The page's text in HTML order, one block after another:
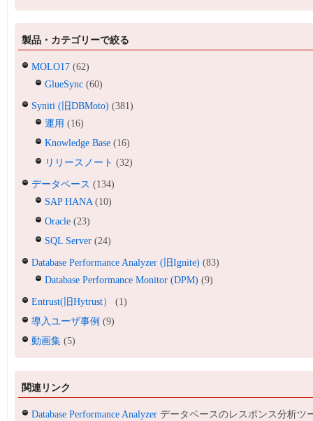
製品・カテゴリーで絞る
MOLO17 (62)
GlueSync (60)
Syniti (旧DBMoto) (381)
運用 (16)
Knowledge Base (16)
リリースノート (32)
データベース (134)
SAP HANA(10)
Oracle (23)
SQL Server (24)
Database Performance Analyzer (旧Ignite) (83)
Database Performance Monitor (DPM) (9)
Entrust(旧Hytrust）
(1)
導入ユーザ事例 (9)
動画集 (5)
関連リンク
Database Performance Analyzer データベースのレスポンス分析ツ